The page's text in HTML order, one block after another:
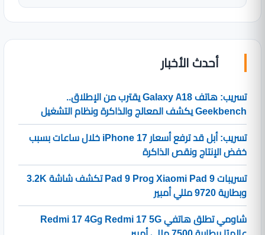
أحدث الأخبار
تسريب: هاتف Galaxy A18 يقترب من الإطلاق..
Geekbench يكشف المعالج والذاكرة ونظام التشغيل
تسريب: أبل قد ترفع أسعار iPhone 17 خلال ساعات بسبب
خفض الإنتاج ونقص الذاكرة
تسريبات Xiaomi Pad 9 وPad 9 Pro تكشف شاشة 3.2K
وبطارية 9720 مللي أمبير
شاومي تطلق هاتفي Redmi 17 5G وRedmi 17 4G